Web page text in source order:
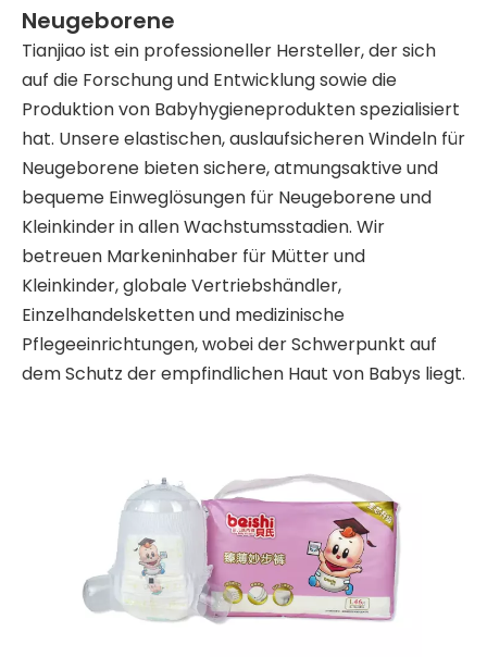
Neugeborene
Tianjiao ist ein professioneller Hersteller, der sich
auf die Forschung und Entwicklung sowie die
Produktion von Babyhygieneprodukten spezialisiert
hat. Unsere elastischen, auslaufsicheren Windeln für
Neugeborene bieten sichere, atmungsaktive und
bequeme Einweglösungen für Neugeborene und
Kleinkinder in allen Wachstumsstadien. Wir
betreuen Markeninhaber für Mütter und
Kleinkinder, globale Vertriebshändler,
Einzelhandelsketten und medizinische
Pflegeeinrichtungen, wobei der Schwerpunkt auf
dem Schutz der empfindlichen Haut von Babys liegt.